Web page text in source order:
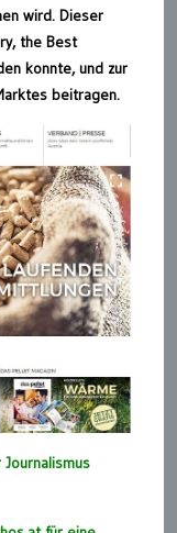
wird. Dieser
the Best
konnte, und zur
beitragen.